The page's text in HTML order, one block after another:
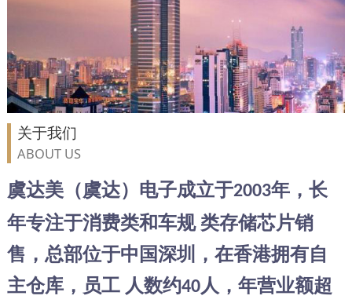
关于我们
ABOUT US
虞达美（虞达）电子成立于2003年，长
年专注于消费类和车规 类存储芯片销
售，总部位于中国深圳，在香港拥有自
主仓库，员工 人数约40人，年营业额超